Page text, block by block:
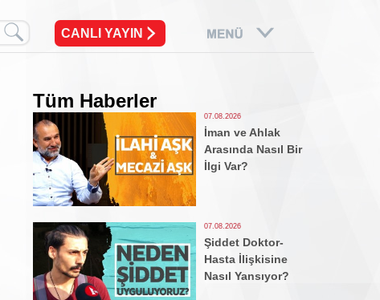
CANLI YAYIN
Tüm Haberler
07.08.2026
İman ve Ahlak
Arasında Nasıl Bir
İlgi Var?
07.08.2026
Şiddet Doktor-
Hasta İlişkisine
Nasıl Yansıyor?